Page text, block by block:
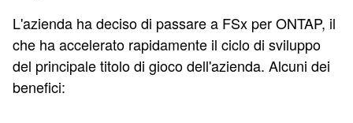
L'azienda ha deciso di passare a FSx per ONTAP, il
che ha accelerato rapidamente il ciclo di sviluppo
del principale titolo di gioco dell'azienda. Alcuni dei
benefici: